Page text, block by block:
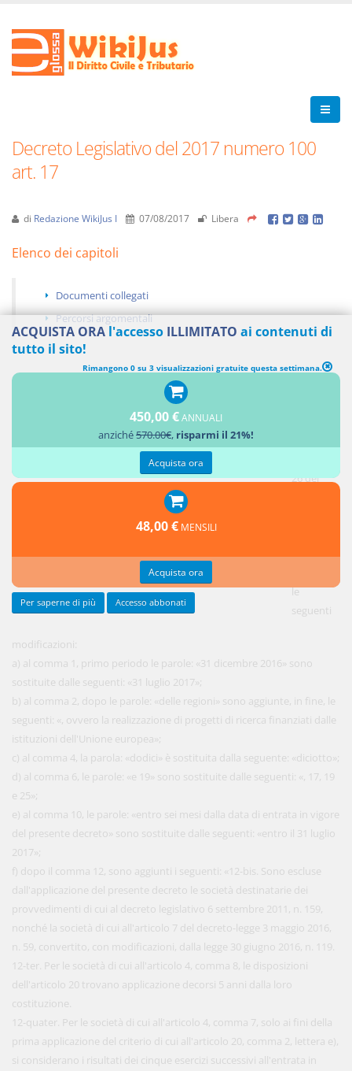
Decreto Legislativo del 2017 numero 100
art. 17
di Redazione WikiJus I 07/08/2017 Libera
Elenco dei capitoli
Documenti collegati
Percorsi argomentali
MODIFICHE ALL'ARTICOLO 26 DEL DECRETO LEGISLATIVO N. 175
26 del
2016 sono
le
seguenti
modificazioni:
a) al comma 1, primo periodo le parole: «31 dicembre 2016» sono
sostituite dalle seguenti: «31 luglio 2017»;
b) al comma 2, dopo le parole: «delle regioni» sono aggiunte, in fine, le
seguenti: «, ovvero la realizzazione di progetti di ricerca finanziati dalle
istituzioni dell'Unione europea»;
c) al comma 4, la parola: «dodici» è sostituita dalla seguente: «diciotto»;
d) al comma 6, le parole: «e 19» sono sostituite dalle seguenti: «, 17, 19
e 25»;
e) al comma 10, le parole: «entro sei mesi dalla data di entrata in vigore
del presente decreto» sono sostituite dalle seguenti: «entro il 31 luglio
2017»;
f) dopo il comma 12, sono aggiunti i seguenti: «12-bis. Sono escluse
dall'applicazione del presente decreto le società destinatarie dei
provvedimenti di cui al decreto legislativo 6 settembre 2011, n. 159,
nonché la società di cui all'articolo 7 del decreto-legge 3 maggio 2016,
n. 59, convertito, con modificazioni, dalla legge 30 giugno 2016, n. 119.
12-ter. Per le società di cui all'articolo 4, comma 8, le disposizioni
dell'articolo 20 trovano applicazione decorsi 5 anni dalla loro
costituzione.
12-quater. Per le società di cui all'articolo 4, comma 7, solo ai fini della
prima applicazione del criterio di cui all'articolo 20, comma 2, lettera e),
si considerano i risultati dei cinque esercizi successivi all'entrata in
ACQUISTA ORA l'accesso ILLIMITATO ai contenuti di
tutto il sito!
Rimangono 0 su 3 visualizzazioni gratuite questa settimana.
450,00 €ANNUALI
anziché570.00€, risparmi il 21%!
Acquista ora
48,00 € MENSILI
Acquista ora
Per saperne di più Accesso abbonati